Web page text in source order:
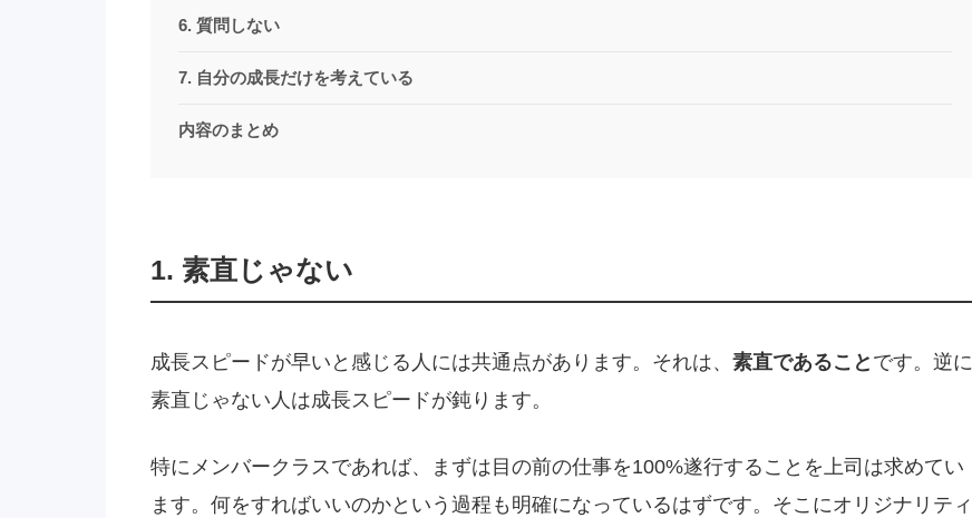
6. 質問しない
7. 自分の成長だけを考えている
内容のまとめ
1. 素直じゃない
成長スピードが早いと感じる人には共通点があります。それは、 素直であること です。逆に
素直じゃない人は成長スピードが鈍ります。
特にメンバークラスであれば、まずは目の前の仕事を100%遂行することを上司は求めてい
ます。何をすればいいのかという過程も明確になっているはずです。そこにオリジナリティ